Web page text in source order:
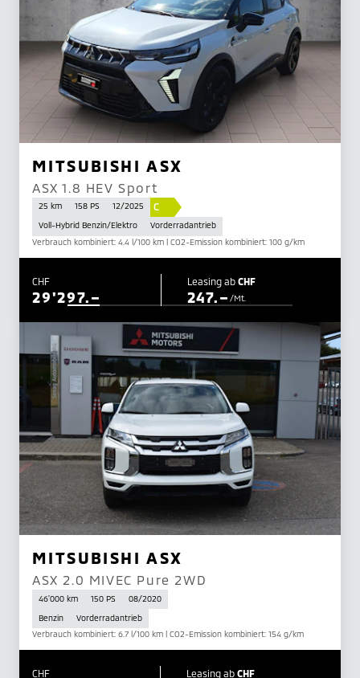
MITSUBISHI ASX
ASX 1.8 HEV Sport
25 km 158 PS 12/2025 C
Voll-Hybrid Benzin/Elektro
Vorderradantrieb
Verbrauch kombiniert: 4.4 l/100 km | CO2-Emission kombiniert: 100 g/km
CHF
29'297.–
Leasing ab CHF
247.– /Mt.
MITSUBISHI ASX
ASX 2.0 MIVEC Pure 2WD
46'000 km 150 PS
08/2020
Benzin
Vorderradantrieb
Verbrauch kombiniert: 6.7 l/100 km | CO2-Emission kombiniert: 154 g/km
CHF Leasing ab CHF